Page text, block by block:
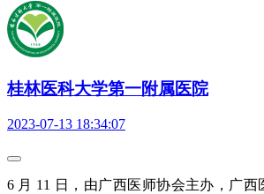
桂林医科大学第一附属医院
2023-07-13 18:34:07
6 月 11 日，由广西医师协会主办，广西